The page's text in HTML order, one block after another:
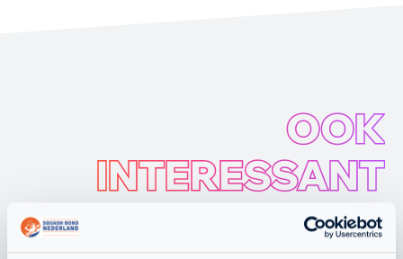
OOK
INTERESSANT
OM TE LEZEN